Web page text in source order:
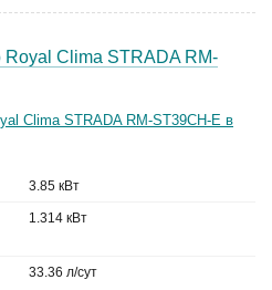
Clima STRADA RM-
3.85 кВт
1.314 кВт
33.36 л/сут